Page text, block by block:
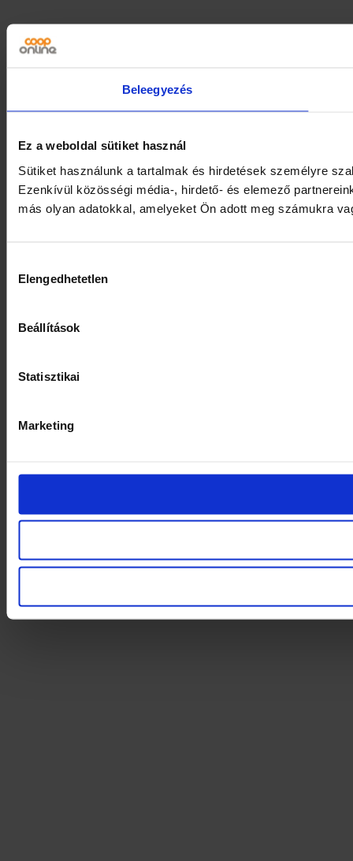
Beleegyezés
Ez a weboldal sütiket használ
Sütiket használunk a tartalmak és hirdetések személyre
Ezenkívül közösségi média-, hirdető- és elemező
más olyan adatokkal, amelyeket Ön adott meg számukra
kiválasztása
Elengedhetetlen
Beállítások
Statisztikai
Marketing